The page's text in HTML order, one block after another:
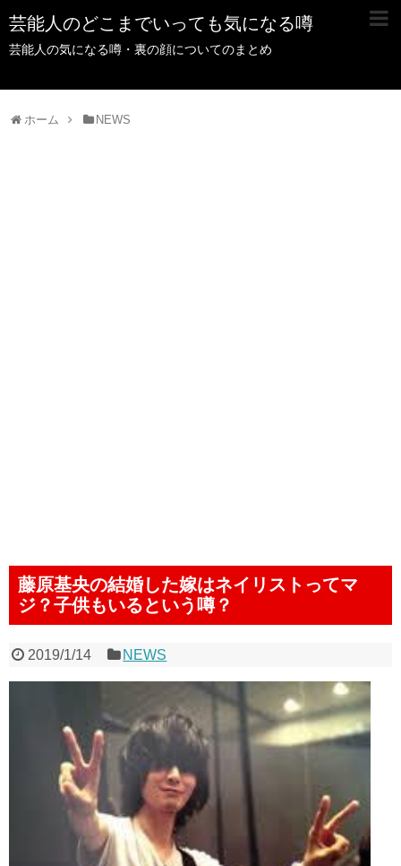
芸能人のどこまでいっても気になる噂
芸能人の気になる噂・裏の顔についてのまとめ
ホーム NEWS
藤原基央の結婚した嫁はネイリストってマ
ジ？子供もいるという噂？
2019/1/14 NEWS